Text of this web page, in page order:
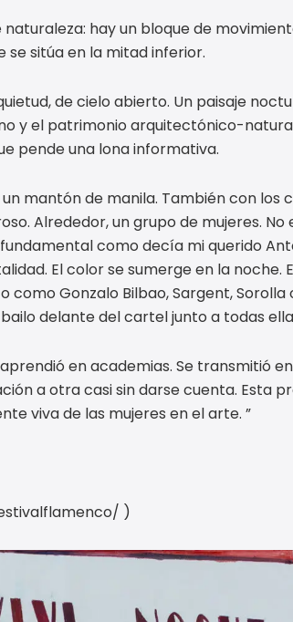
hay un bloque de
sitúa en la mitad inferior.
de cielo abierto. Un paisaje
y el patrimonio arquitectónico-
pende una lona informativa.
mantón de manila. También con los
Alrededor, un grupo de mujeres. No
como decía mi querido
El color se sumerge en la noche.
Gonzalo Bilbao, Sargent, Sorolla
delante del cartel junto a todas
en academias. Se transmitió
a otra casi sin darse cuenta. Esta
viva de las mujeres en el arte. ”
)